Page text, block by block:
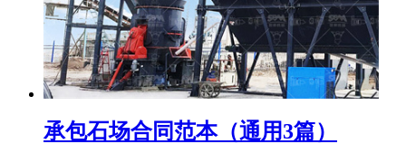
承包石场合同范本（通用3篇）